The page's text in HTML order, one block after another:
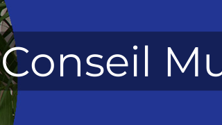
Conseil